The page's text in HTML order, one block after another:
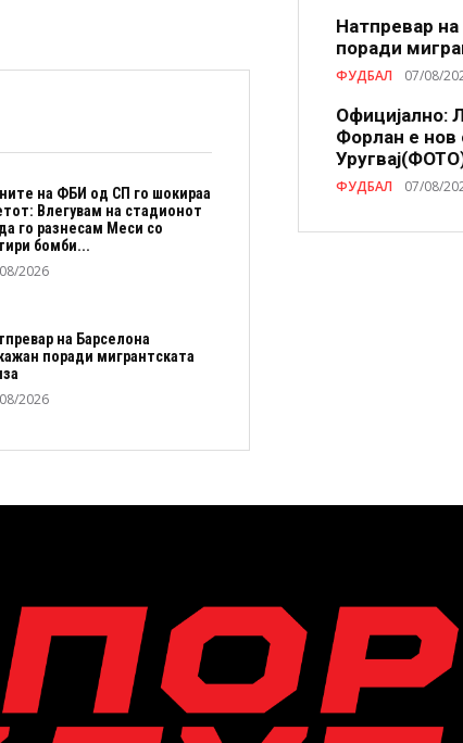
на ФБИ од СП го шокираа
Влегувам на стадионот
го разнесам Меси со
бомби...
2026
на Барселона
поради мигрантската
2026
Натпревар
поради
ФУДБАЛ 07/08/
Официјално:
Форлан е нов
ФУДБАЛ 07/08/